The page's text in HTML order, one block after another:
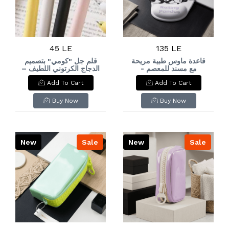
45 LE
قلم جل "كومي" بتصميم
الدجاج الكرتوني اللطيف –
متوفر بالقطعة. COMI
Cute Cartoon Chick
Gel Pen – Available
per Piece.
Add To Cart
Buy Now
135 LE
قاعدة ماوس طبية مريحة
مع مسند للمعصم -
رسومات
Pad with Wrist Rest
Support - Cute Panda
Print.
Add To Cart
Buy Now
Sale
New Sale
New